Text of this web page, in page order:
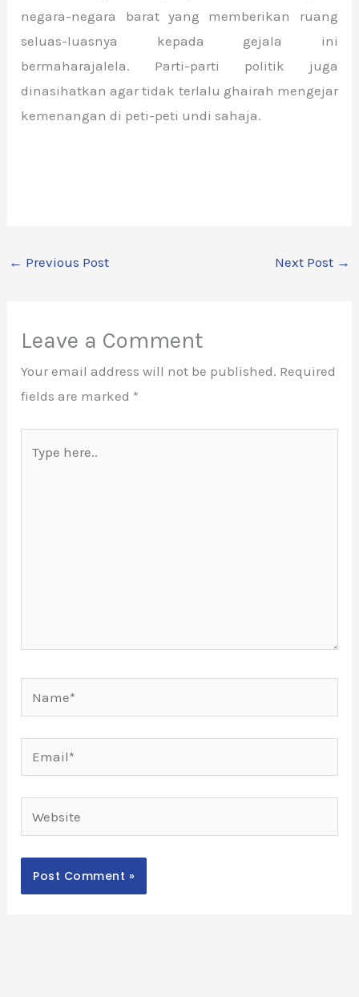
negara-negara barat yang memberikan ruang
seluas-luasnya kepada gejala ini
bermaharajalela. Parti-parti politik juga
dinasihatkan agar tidak terlalu ghairah mengejar
kemenangan di peti-peti undi sahaja.
← Previous Post Next Post →
Leave a Comment
Your email address will not be published. Required
fields are marked *
here..
Email*
Website